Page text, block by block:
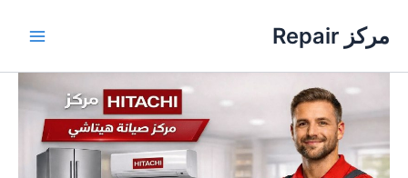
المحتوى
مركز Repair